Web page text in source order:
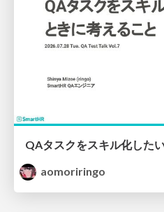
QAタスクをスキル化した
aomoriringo